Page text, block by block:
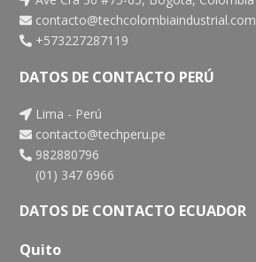
contacto@techcolombiaindustrial.com
+573227287119
DATOS DE CONTACTO PERÚ
Lima - Perú
contacto@techperu.pe
982880796
(01) 347 6966
DATOS DE CONTACTO ECUADOR
Quito